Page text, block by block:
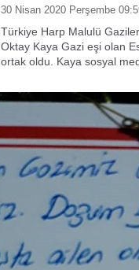
30 Nisan 2020 Perşembe
Türkiye Harp Malulü
Oktay Kaya Gazi eşi olan
ortak oldu. Kaya sosyal